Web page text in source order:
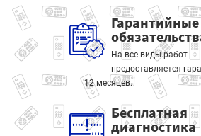
Гарантийные
На все виды работ
предоставляется
12 месяцев.
Бесплатная
диагностика